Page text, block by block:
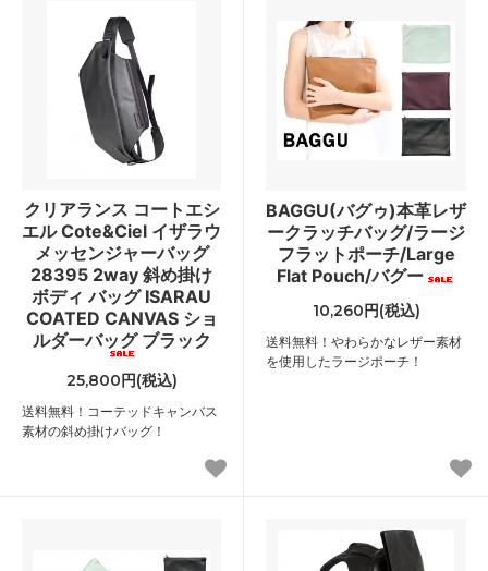
クリアランス コートエシ
エル Cote&Ciel イザラウ
メッセンジャーバッグ
28395 2way 斜め掛け
ボディ バッグ ISARAU
COATED CANVAS ショ
ルダーバッグ ブラック
25,800円(税込)
送料無料！コーテッドキャンバス
素材の斜め掛けバッグ！
BAGGU(バグゥ)本革レザ
ークラッチバッグ/ラージ
フラットポーチ/Large
Flat Pouch/バグー
10,260円(税込)
送料無料！やわらかなレザー素材
を使用したラージポーチ！